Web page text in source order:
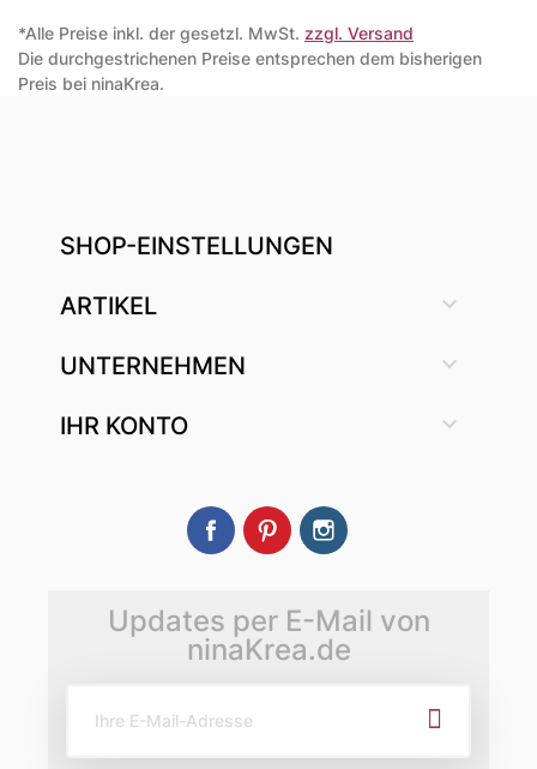
*Alle Preise inkl. der gesetzl. MwSt. zzgl. Versand
Die durchgestrichenen Preise entsprechen dem bisherigen
Preis bei ninaKrea.
SHOP-EINSTELLUNGEN
ARTIKEL 
UNTERNEHMEN 
IHR KONTO 
FacebookPinterest
Updates per E-Mail von
ninaKrea.de